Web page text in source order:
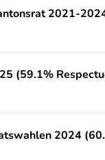
2021-
(59.1%
2024